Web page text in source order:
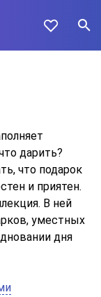
дарить?
что подарок
и приятен.
В ней
уместных
дня